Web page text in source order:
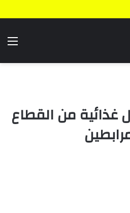
غذائية من القطاع